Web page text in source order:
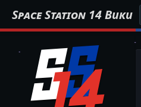
Space Station 14 Вики